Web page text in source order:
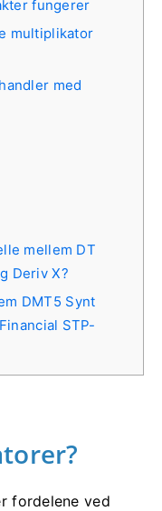
fungerer
multiplikator
med
mellem DT
Deriv X?
DMT5 Synt
STP-
fordelene ved